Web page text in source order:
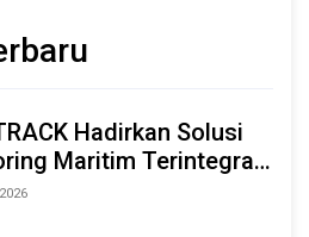
Hadirkan Solusi
Maritim Terintegrasi
AI & IoT di Indonesia